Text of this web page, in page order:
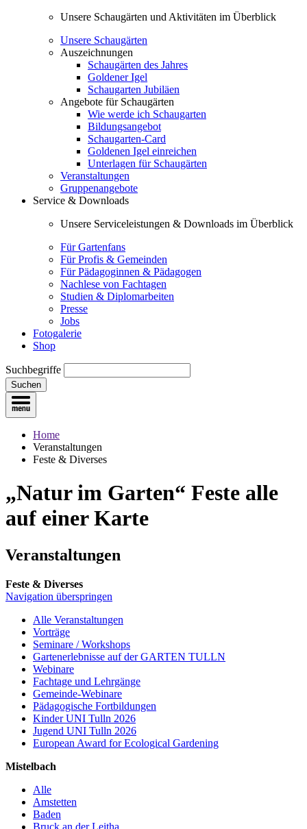
Unsere Schaugärten und Aktivitäten im Überblick
Unsere Schaugärten
Auszeichnungen
Schaugärten des Jahres
Goldener Igel
Schaugarten Jubiläen
Angebote für Schaugärten
Wie werde ich Schaugarten
Bildungsangebot
Schaugarten-Card
Goldenen Igel einreichen
Unterlagen für Schaugärten
Veranstaltungen
Gruppenangebote
Service & Downloads
Unsere Serviceleistungen & Downloads im Überblick
Für Gartenfans
Für Profis & Gemeinden
Für Pädagoginnen & Pädagogen
Nachlese von Fachtagen
Studien & Diplomarbeiten
Presse
Jobs
Fotogalerie
Shop
Suchbegriffe
Suchen
Home
Veranstaltungen
Feste & Diverses
„Natur im Garten“ Feste alle
auf einer Karte
Veranstaltungen
Feste & Diverses
Navigation überspringen
Alle Veranstaltungen
Vorträge
Seminare / Workshops
Gartenerlebnisse auf der GARTEN TULLN
Webinare
Fachtage und Lehrgänge
Gemeinde-Webinare
Pädagogische Fortbildungen
Kinder UNI Tulln 2026
Jugend UNI Tulln 2026
European Award for Ecological Gardening
Mistelbach
Alle
Amstetten
Baden
Bruck an der Leitha